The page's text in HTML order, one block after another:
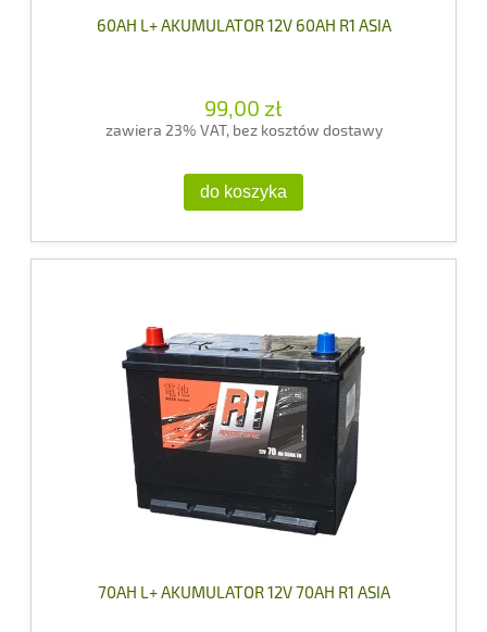
60AH L+ AKUMULATOR 12V 60AH R1 ASIA
99,00 zł
zawiera 23% VAT, bez kosztów dostawy
do koszyka
70AH L+ AKUMULATOR 12V 70AH R1 ASIA